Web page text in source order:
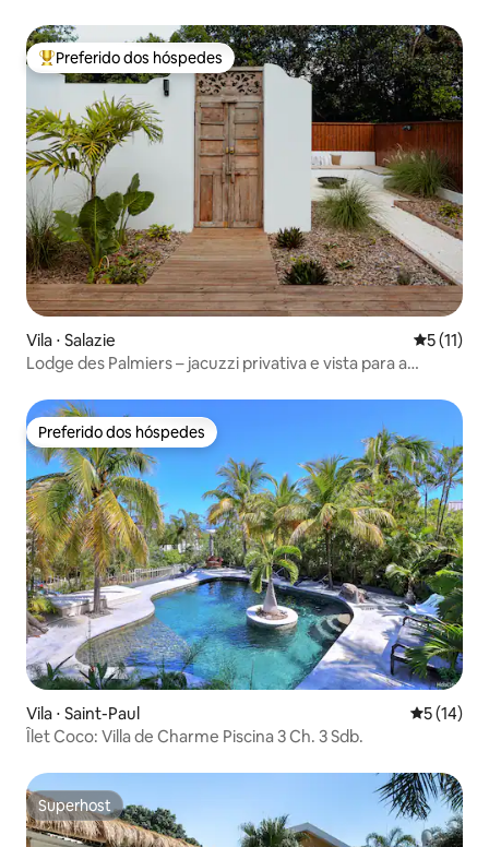
Entre os melhores preferidos dos hóspedes
Preferido dos hóspedes
Vila ⋅ Salazie 5 de uma
5 (11)
Lodge des Palmiers – jacuzzi privativa e vista para a
Preferido dos hóspedes
Preferido dos hóspedes
Vila ⋅ Saint-Paul 5 de uma
5 (14)
Îlet Coco: Villa de Charme Piscina 3 Ch. 3 Sdb.
Superhost
Superhost